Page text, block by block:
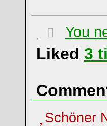
You
Liked 3
Schöner